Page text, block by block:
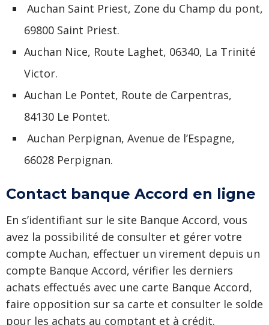
Auchan Saint Priest, Zone du Champ du pont,
69800 Saint Priest.
Auchan Nice, Route Laghet, 06340, La Trinité
Victor.
Auchan Le Pontet, Route de Carpentras,
84130 Le Pontet.
Auchan Perpignan, Avenue de l’Espagne,
66028 Perpignan.
Contact banque Accord en ligne
En s’identifiant sur le site Banque Accord, vous
avez la possibilité de consulter et gérer votre
compte Auchan, effectuer un virement depuis un
compte Banque Accord, vérifier les derniers
achats effectués avec une carte Banque Accord,
faire opposition sur sa carte et consulter le solde
pour les achats au comptant et à crédit.